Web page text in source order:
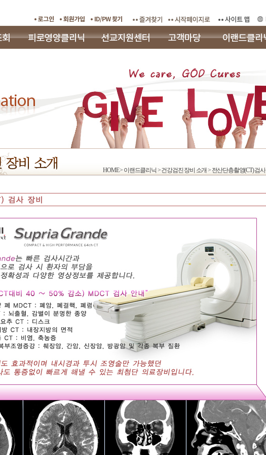
HOME > 이랜드클리닉 > 건강검진 장비 소개 > 전산단층촬영(CT) 검사